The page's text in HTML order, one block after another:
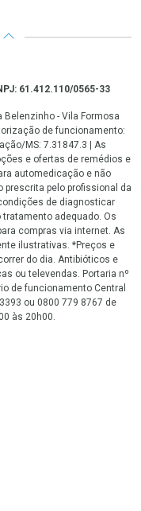
61.412.110/0565-33
Belenzinho - Vila Formosa
de funcionamento:
MS: 7.31847.3 | As
e ofertas de remédios e
automedicação e não
pelo profissional da
de diagnosticar
tratamento adequado. Os
compras via internet. As
ilustrativas. *Preços e
do dia. Antibióticos e
ou televendas. Portaria nº
de funcionamento Central
ou 0800 779 8767 de
às 20h00.